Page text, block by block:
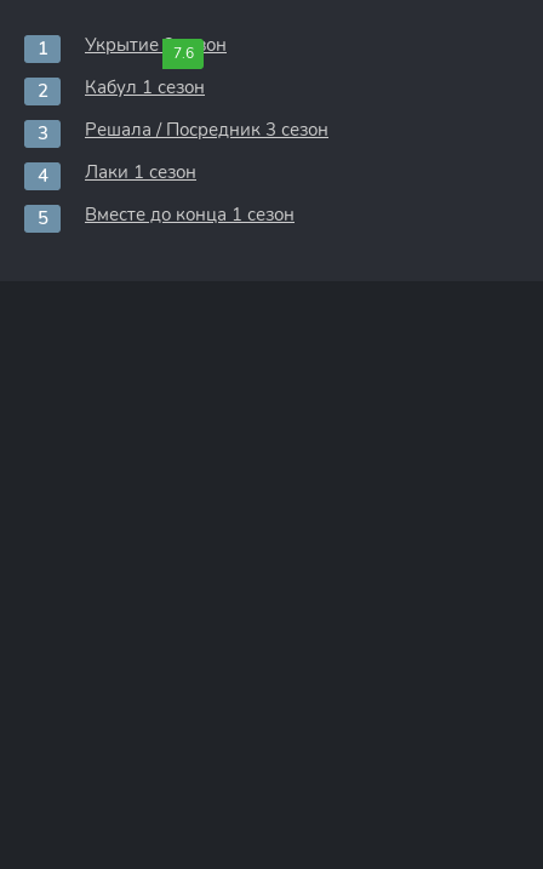
7.6
Укрытие 3 сезон
Кабул 1 сезон
Решала / Посредник 3 сезон
Лаки 1 сезон
Вместе до конца 1 сезон